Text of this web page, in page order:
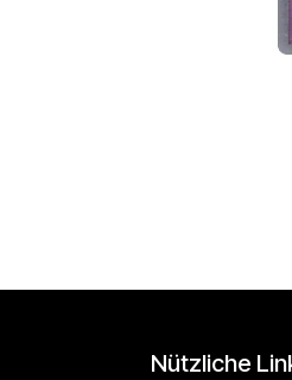
Nützliche